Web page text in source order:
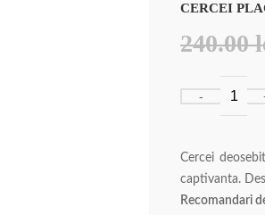
CERCEI
240.00
Cercei
captivanta.
Recomandari